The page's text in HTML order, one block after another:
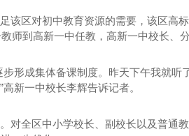
该区对初中教育资源的需要，该区高
师到高新一中任教，高新一中校长、
形成集体备课制度。昨天下午我就
新一中校长李辉告诉记者。
对全区中小学校长、副校长以及普通